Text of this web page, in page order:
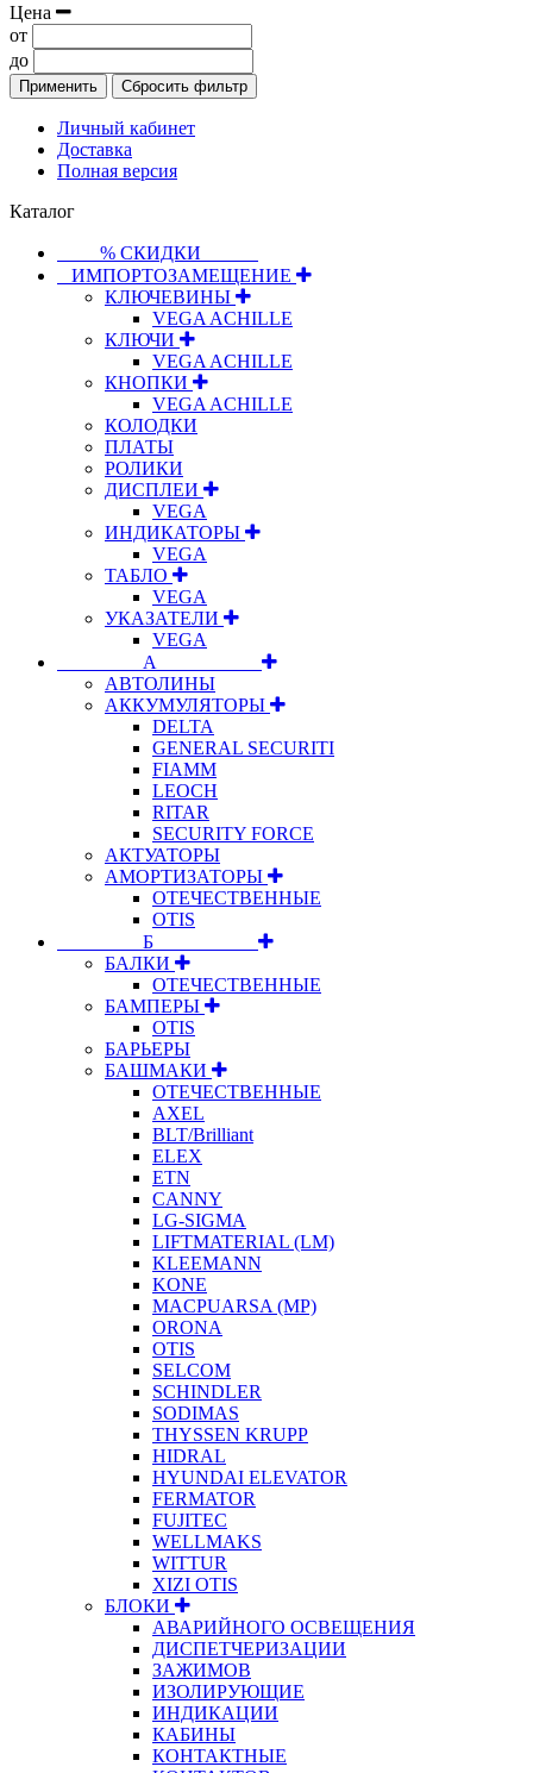
Цена
от
до
Применить Сбросить фильтр
Личный кабинет
Доставка
Полная версия
Каталог
⠀⠀⠀% СКИДКИ⠀⠀⠀⠀
⠀ИМПОРТОЗАМЕЩЕНИЕ
КЛЮЧЕВИНЫ
VEGA ACHILLE
КЛЮЧИ
VEGA ACHILLE
КНОПКИ
VEGA ACHILLE
КОЛОДКИ
ПЛАТЫ
РОЛИКИ
ДИСПЛЕИ
VEGA
ИНДИКАТОРЫ
VEGA
ТАБЛО
VEGA
УКАЗАТЕЛИ
VEGA
⠀⠀⠀⠀⠀⠀А⠀⠀⠀⠀⠀⠀⠀
АВТОЛИНЫ
АККУМУЛЯТОРЫ
DELTA
GENERAL SECURITI
FIAMM
LEOCH
RITAR
SECURITY FORCE
АКТУАТОРЫ
АМОРТИЗАТОРЫ
ОТЕЧЕСТВЕННЫЕ
OTIS
⠀⠀⠀⠀⠀⠀Б⠀⠀⠀⠀⠀⠀⠀
БАЛКИ
ОТЕЧЕСТВЕННЫЕ
БАМПЕРЫ
OTIS
БАРЬЕРЫ
БАШМАКИ
ОТЕЧЕСТВЕННЫЕ
AXEL
BLT/Brilliant
ELEX
ETN
CANNY
LG-SIGMA
LIFTMATERIAL (LM)
KLEEMANN
KONE
MACPUARSA (MP)
ORONA
OTIS
SELCOM
SCHINDLER
SODIMAS
THYSSEN KRUPP
HIDRAL
HYUNDAI ELEVATOR
FERMATOR
FUJITEC
WELLMAKS
WITTUR
XIZI OTIS
БЛОКИ
АВАРИЙНОГО ОСВЕЩЕНИЯ
ДИСПЕТЧЕРИЗАЦИИ
ЗАЖИМОВ
ИЗОЛИРУЮЩИЕ
ИНДИКАЦИИ
КАБИНЫ
КОНТАКТНЫЕ